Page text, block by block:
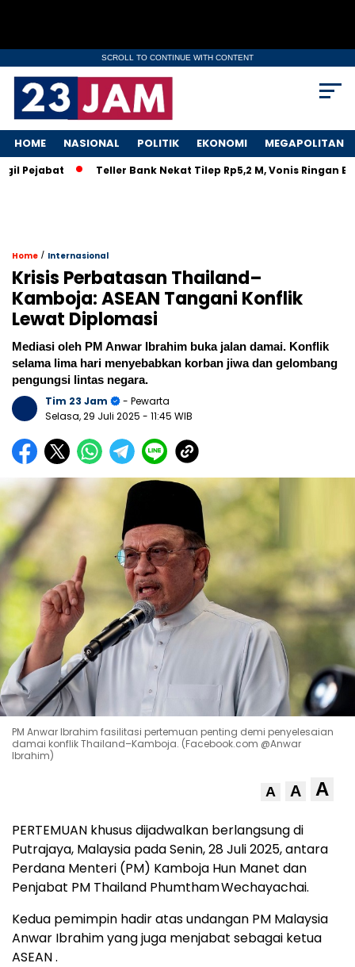
SCROLL TO CONTINUE WITH CONTENT
HOME NASIONAL POLITIK EKONOMI MEGAPOLITAN
Teller Bank Nekat Tilep Rp5,2 M, Vonis Ringan Bikin
Home / Internasional
Krisis Perbatasan Thailand–
Kamboja: ASEAN Tangani Konflik
Lewat Diplomasi
Mediasi oleh PM Anwar Ibrahim buka jalan damai. Konflik
selama lima hari menyebabkan korban jiwa dan gelombang
pengungsi lintas negara.
Tim 23 Jam
- Pewarta
Selasa, 29 Juli 2025 - 11:45 WIB
PM Anwar Ibrahim fasilitasi pertemuan penting demi penyelesaian
damai konflik Thailand–Kamboja. (Facebook.com @Anwar
Ibrahim)
A A A
PERTEMUAN khusus dijadwalkan berlangsung di
Putrajaya, Malaysia pada Senin, 28 Juli 2025, antara
Perdana Menteri (PM) Kamboja Hun Manet dan
Penjabat PM Thailand Phumtham Wechayachai.
Kedua pemimpin hadir atas undangan PM Malaysia
Anwar Ibrahim yang juga menjabat sebagai ketua
ASEAN .